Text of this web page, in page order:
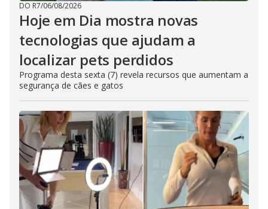
DO R7/06/08/2026
Hoje em Dia mostra novas
tecnologias que ajudam a
localizar pets perdidos
Programa desta sexta (7) revela recursos que aumentam a
segurança de cães e gatos